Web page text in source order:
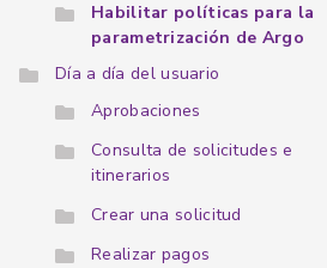
Habilitar políticas para la
parametrización de Argo
Día a día del usuario
Aprobaciones
Consulta de solicitudes e
itinerarios
Crear una solicitud
Realizar pagos